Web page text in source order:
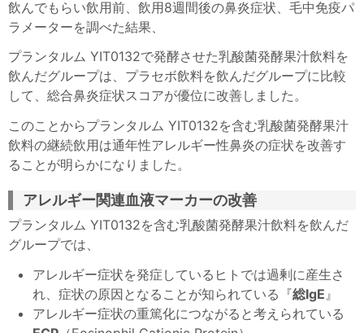
飲んでもらい飲用前、飲用8週間後の鼻炎症状、毛中免疫パ
ラメーターを調べた結果、
プランタルム YIT0132で発酵させた乳酸菌発酵果汁飲料を
飲んだグループは、プラセボ飲料を飲んだグループに比較
して、総合鼻炎症状スコアが優位に改善しました。
このことからプランタルム YIT0132を含む乳酸菌発酵果汁
飲料の継続飲用は通年性アレルギー性鼻炎の症状を改善す
ることが明らかになりました。
アレルギー関連血液マーカーの改善
プランタルム YIT0132を含む乳酸菌発酵果汁飲料を飲んだ
グループでは、
アレルギー症状を発症しているヒトでは過剰に産生さ
れ、症状の原因となることが知られている『総IgE』
アレルギー症状の重篤化につながると考えられている